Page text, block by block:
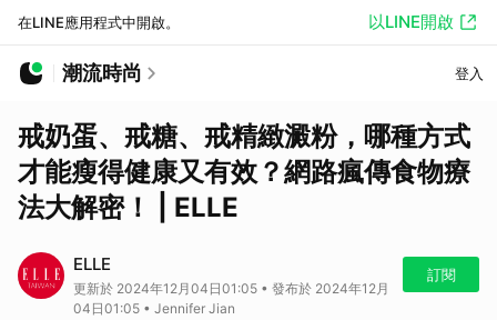
在LINE應用程式中開啟。 以LINE開啟
潮流時尚 登入
戒奶蛋、戒糖、戒精緻澱粉，哪種方式
才能瘦得健康又有效？網路瘋傳食物療
法大解密！ | ELLE
ELLE
更新於 2024年12月04日01:05 • 發布於 2024年12月
04日01:05 • Jennifer Jian
訂閱